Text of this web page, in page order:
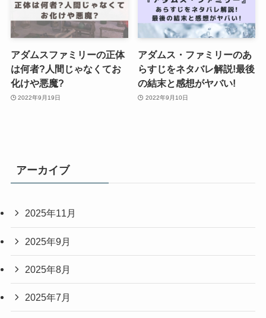
アダムスファミリーの正体
は何者?人間じゃなくてお
化けや悪魔?
2022年9月19日
アダムス・ファミリーのあ
らすじをネタバレ解説!最後
の結末と感想がヤバい!
2022年9月10日
アーカイブ
2025年11月
2025年9月
2025年8月
2025年7月